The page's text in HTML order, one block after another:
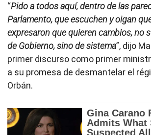
“Pido a todos aquí, dentro de las
Parlamento, que escuchen y oigan
expresaron que quieren cambios, no
de Gobierno, sino de sistema”, dijo
primer discurso como primer
a su promesa de desmantelar el
Orbán.